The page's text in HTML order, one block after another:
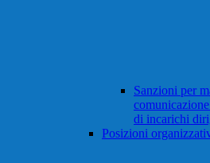
Sanzioni per
di incarichi
Posizioni